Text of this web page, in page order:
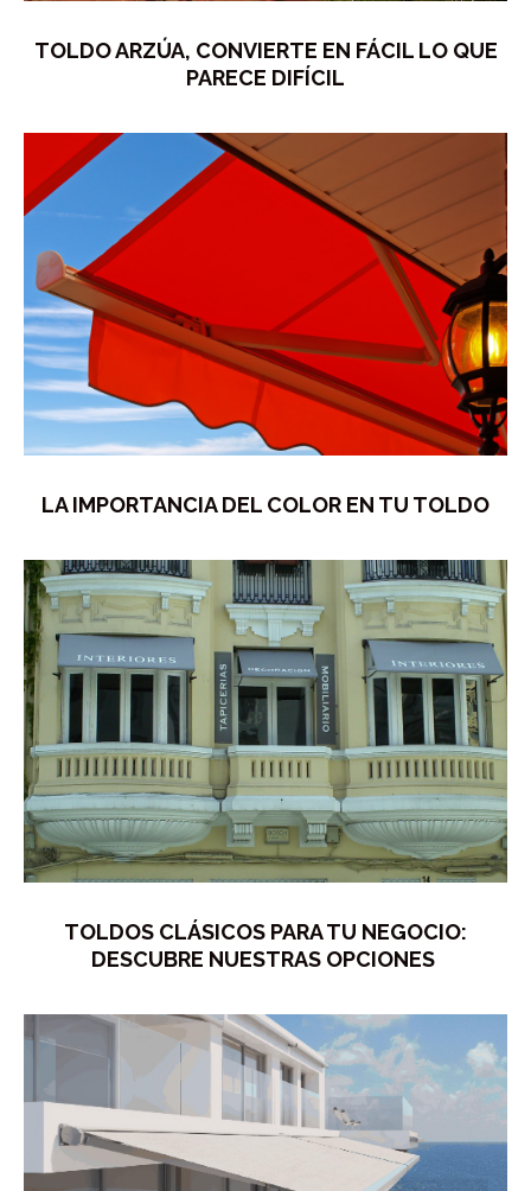
TOLDO ARZÚA, CONVIERTE EN FÁCIL LO QUE
PARECE DIFÍCIL
LA IMPORTANCIA DEL COLOR EN TU TOLDO
TOLDOS CLÁSICOS PARA TU NEGOCIO:
DESCUBRE NUESTRAS OPCIONES